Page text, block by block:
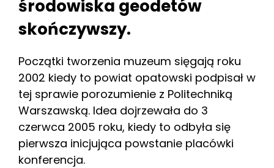
środowiska geodetów
skończywszy.
Początki tworzenia muzeum sięgają roku
2002 kiedy to powiat opatowski podpisał w
tej sprawie porozumienie z Politechniką
Warszawską. Idea dojrzewała do 3
czerwca 2005 roku, kiedy to odbyła się
pierwsza inicjująca powstanie placówki
konferencja.